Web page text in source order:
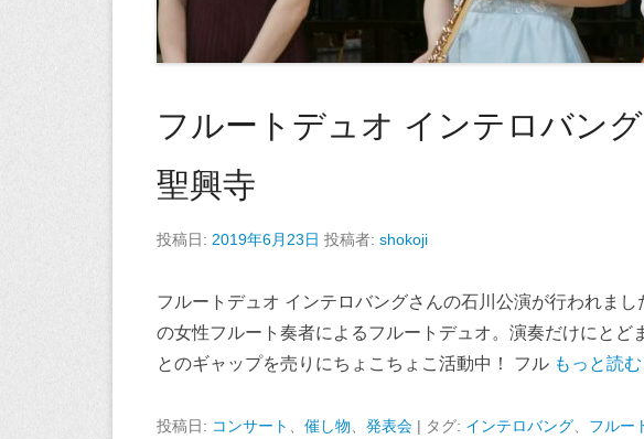
フルートデュオ インテロバン
聖興寺
投稿日: 2019年6月23日 投稿者: shokoji
フルートデュオ インテロバングさんの石川公演が行われま
の女性フルート奏者によるフルートデュオ。演奏だけにとど
とのギャップを売りにちょこちょこ活動中！ フル もっと読
投稿日: コンサート 催し物 発表会 | タグ: インテロバング フルー